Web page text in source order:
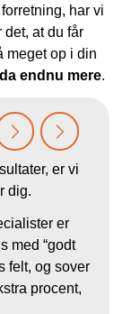
har vi
at du får
meget op i din
endnu mere.
er vi
dig.
er
med “godt
felt, og sover
procent,